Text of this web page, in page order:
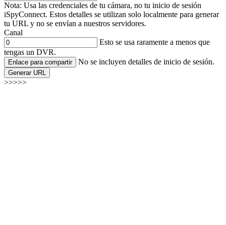
Nota: Usa las credenciales de tu cámara, no tu inicio de sesión
iSpyConnect. Estos detalles se utilizan solo localmente para generar
tu URL y no se envían a nuestros servidores.
Canal
Esto se usa raramente a menos que
tengas un DVR.
Enlace para compartir No se incluyen detalles de inicio de sesión.
Generar URL
>>>>>